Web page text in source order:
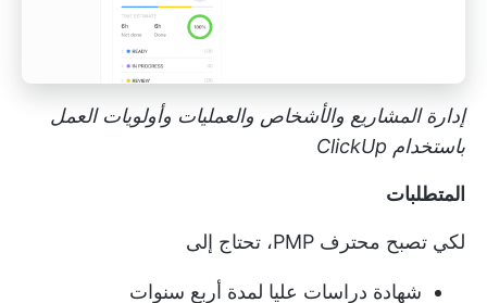
إدارة المشاريع والأشخاص والعمليات وأولويات العمل
باستخدام ClickUp
المتطلبات
لكي تصبح محترف PMP، تحتاج إلى
شهادة دراسات عليا لمدة أربع سنوات